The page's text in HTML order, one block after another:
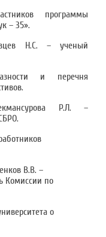
программы
– 35».
Н.С. – ученый
и перечня
Р.Л. –
В.В. –
Комиссии по
о